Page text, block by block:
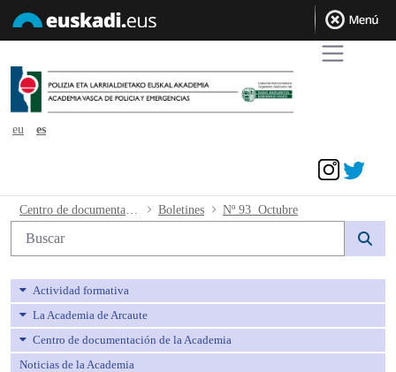
eu
es
Nº 93 Octubre - avpe
Boletines Nº 93 Octubre
Búsqueda web
Actividad formativa
La Academia de Arcaute
Centro de documentación de la Academia
Noticias de la Academia